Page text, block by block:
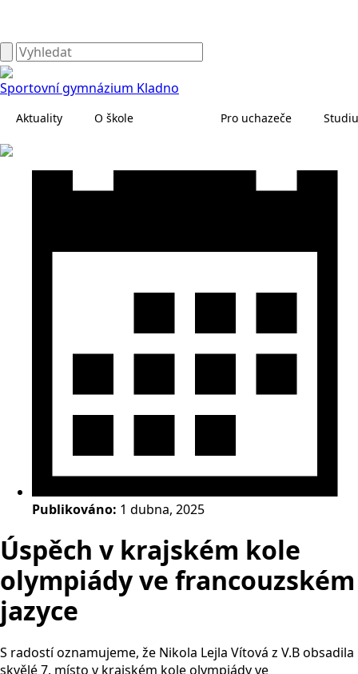
Sportovní gymnázium Kladno
Aktuality O škole Pro uchazeče
Publikováno: 1 dubna, 2025
Úspěch v krajském kole
olympiády ve francouzském
jazyce
S radostí oznamujeme, že Nikola Lejla Vítová z V.B obsadila
skvělé 7. místo v krajském kole olympiády ve